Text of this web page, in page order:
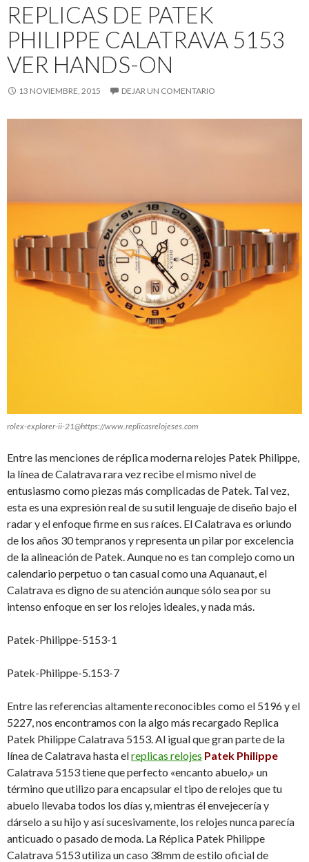
REPLICAS DE PATEK
PHILIPPE CALATRAVA 5153
VER HANDS-ON
13 NOVIEMBRE, 2015 DEJAR UN COMENTARIO
rolex-explorer-ii-21@https://www.replicasrelojeses.com
Entre las menciones de réplica moderna relojes Patek Philippe,
la línea de Calatrava rara vez recibe el mismo nivel de
entusiasmo como piezas más complicadas de Patek. Tal vez,
esta es una expresión real de su sutil lenguaje de diseño bajo el
radar y el enfoque firme en sus raíces. El Calatrava es oriundo
de los años 30 tempranos y representa un pilar por excelencia
de la alineación de Patek.Aunque no es tan complejo como un
calendario perpetuo o tan casual como una Aquanaut, el
Calatrava es digno de su atención aunque sólo sea por su
intenso enfoque en ser los relojes ideales, y nada más.
Patek-Philippe-5153-1
Patek-Philippe-5.153-7
Entre las referencias altamente reconocibles como el 5196 y el
5227, nos encontramos con la algo más recargado Replica
Patek Philippe Calatrava 5153. Al igual que gran parte de la
línea de Calatrava hasta elreplicas relojes Patek Philippe
Calatrava 5153 tiene que perfecto «encanto abuelo,» un
término que utilizo paraencapsular el tipo de relojes que tu
abuelo llevaba todos los días y, mientras él envejecería y
dárselo a su hijo y así sucesivamente, los relojes nunca parecía
anticuado o pasado de moda. La Réplica Patek Philippe
Calatrava 5153 utiliza un caso 38mm de estilo oficial de